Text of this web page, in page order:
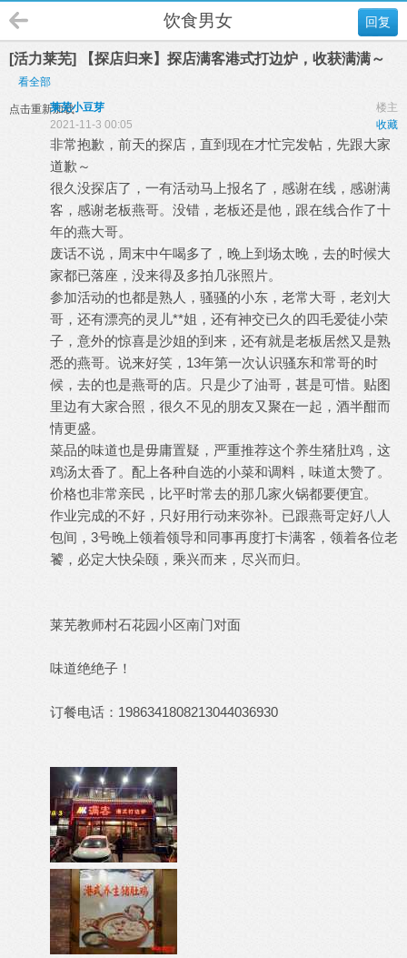
回复
饮食男女
[活力莱芜] 【探店归来】探店满客港式打边炉，收获满满～
看全部
点击重新加载 楼主
莱芜小豆芽
收藏
2021-11-3 00:05
非常抱歉，前天的探店，直到现在才忙完发帖，先跟大家
道歉～
很久没探店了，一有活动马上报名了，感谢在线，感谢满
客，感谢老板燕哥。没错，老板还是他，跟在线合作了十
年的燕大哥。
废话不说，周末中午喝多了，晚上到场太晚，去的时候大
家都已落座，没来得及多拍几张照片。
参加活动的也都是熟人，骚骚的小东，老常大哥，老刘大
哥，还有漂亮的灵儿**姐，还有神交已久的四毛爱徒小荣
子，意外的惊喜是沙姐的到来，还有就是老板居然又是熟
悉的燕哥。说来好笑，13年第一次认识骚东和常哥的时
候，去的也是燕哥的店。只是少了油哥，甚是可惜。贴图
里边有大家合照，很久不见的朋友又聚在一起，酒半酣而
情更盛。
菜品的味道也是毋庸置疑，严重推荐这个养生猪肚鸡，这
鸡汤太香了。配上各种自选的小菜和调料，味道太赞了。
价格也非常亲民，比平时常去的那几家火锅都要便宜。
作业完成的不好，只好用行动来弥补。已跟燕哥定好八人
包间，3号晚上领着领导和同事再度打卡满客，领着各位老
饕，必定大快朵颐，乘兴而来，尽兴而归。
莱芜教师村石花园小区南门对面
味道绝绝子！
订餐电话：1986341808213044036930